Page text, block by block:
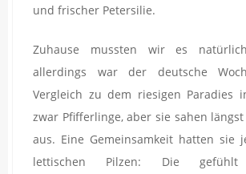
und frischer Petersilie.
Zuhause mussten wir es
allerdings war der deutsche
Vergleich zu dem riesigen Paradies
zwar Pfifferlinge, aber sie sahen
aus. Eine Gemeinsamkeit hatten sie
lettischen Pilzen: Die gefühlt